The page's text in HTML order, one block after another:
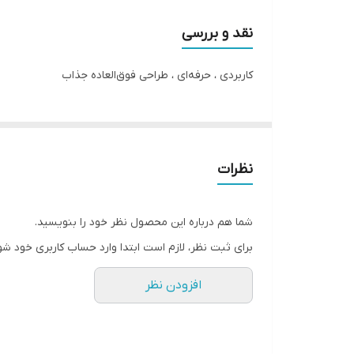
کنید.
نقد و بررسی
کاربردی ، حرفه‌ای ، طراحی فوق‌العاده جذاب
نظرات
شما هم درباره این محصول نظر خود را بنویسید.
برای ثبت نظر، لازم است ابتدا وارد حساب کاربری خود
افزودن نظر